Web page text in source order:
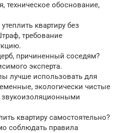
техническое обоснование,
квартиру без
требование
причиненный соседям?
эксперта.
лучше использовать для
экологически чистые
квартиру самостоятельно?
соблюдать правила